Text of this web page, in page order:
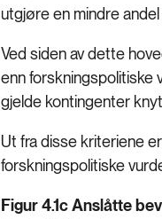
utgjøre en mindre
Ved siden av dette
enn forskningspolitiske
gjelde kontingenter
Ut fra disse kriteriene
forskningspolitiske
Figur 4.1c Anslåtte